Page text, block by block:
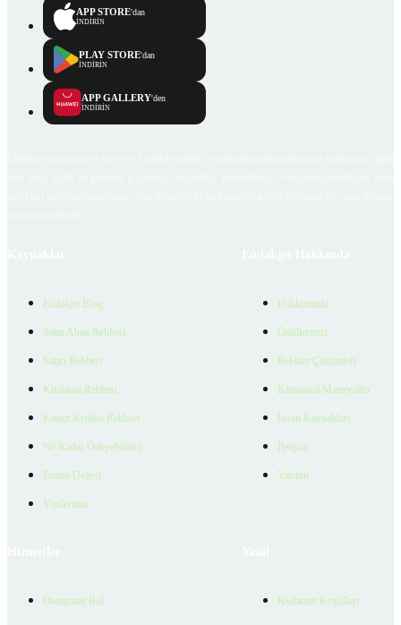
APP STORE'dan
İNDİRİN
PLAY STORE'dan
İNDİRİN
APP GALLERY'den
İNDİRİN
Emlakjet Blog
Satın Alma Rehberi
Satıcı Rehberi
Kiralama Rehberi
Konut Kredisi Rehberi
Ne Kadar Ödeyebilirim
Emlak Değeri
Verilerimiz
Hakkımızda
Ödüllerimiz
Reklam Çözümleri
Kurumsal Materyaller
İnsan Kaynakları
İletişim
Yardım
Danışman Bul Kullanım Koşulları